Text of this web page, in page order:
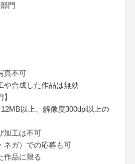
門
真不可
合成した作品は無効
以上、解像度300dpi以上の
加工は不可
ガ）での応募も可
作品に限る